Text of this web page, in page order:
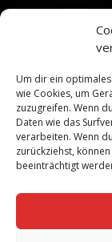
Um dir ein
wie Cookies, um
zuzugreifen. Wenn
Daten wie das
verarbeiten. Wenn
zurückziehst,
beeinträchtigt
Bleiben Sie auf
Geben Sie Ihre E-
Newsletter.